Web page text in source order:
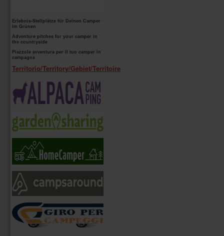
Erlebnis-Stellplätze für Deinen Camper
im Grünen
Adventure pitches for your camper in
the countryside
Piazzole avventura per il tuo camper in
campagna
Territorio/Territory/Gebiet/Territoire